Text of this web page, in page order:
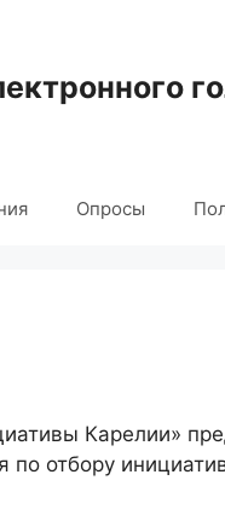
Опросы
Карелии»
по отбору